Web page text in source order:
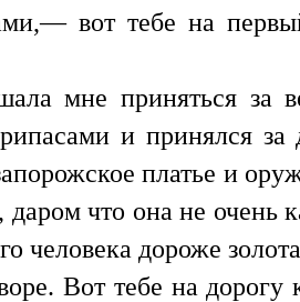
вот тебе на
мне приняться за
и принялся за
платье и
что она не очень
человека дороже
Вот тебе на дорогу